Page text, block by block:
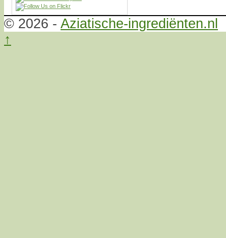
© 2026 - Aziatische-ingrediënten.nl
↑